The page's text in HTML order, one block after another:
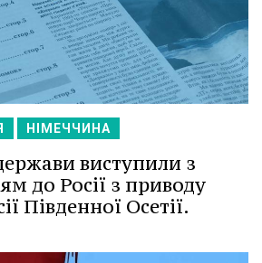
НІМЕЧЧИНА
виступили з
до Росії з приводу
Південної Осетії.